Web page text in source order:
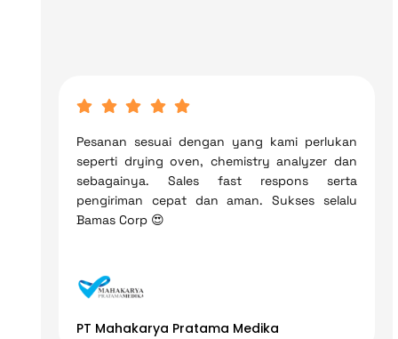
Pesanan sesuai dengan yang kami perlukan
seperti drying oven, chemistry analyzer dan
sebagainya. Sales fast respons serta
pengiriman cepat dan aman. Sukses selalu
Bamas Corp 😍
PT Mahakarya Pratama Medika